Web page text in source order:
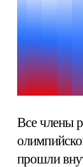
Все члены
прошли